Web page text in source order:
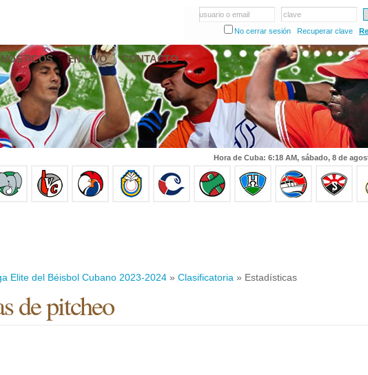
usuario o email
clave
No cerrar sesión
Recuperar clave
EN VIVO CONTACTO
Hora de Cuba: 6:18 AM, sábado, 8 de
Elite del Béisbol Cubano 2023-2024 » Clasificatoria » Estadísticas
de pitcheo